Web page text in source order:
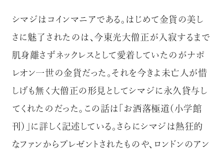
シマジはコインマニアである。はじめて金貨の美し
さに魅了されたのは、今東光大僧正が入寂するまで
肌身離さずネックレスとして愛着していたのがナポ
レオン一世の金貨だった。それを今きよ未亡人が惜
しげも無く大僧正の形見としてシマジに永久貸与し
てくれたのだった。この話は「お洒落極道（小学館
刊）」に詳しく記述している。さらにシマジは熱狂的
なファンからプレゼントされたものや、ロンドンのアン